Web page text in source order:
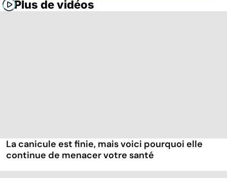
Plus de vidéos
La canicule est finie, mais voici pourquoi elle
continue de menacer votre santé